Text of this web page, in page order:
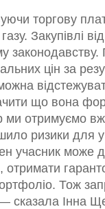
торгову
Закупівлі
цін за
що вона
ми отримуємо
ризики для
учасник може
Тож
— сказала Інна